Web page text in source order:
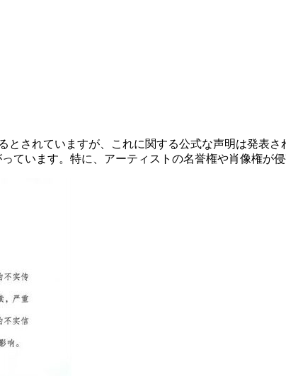
とされていますが、これに関する公式な声明は発表
ています。特に、アーティストの名誉権や肖像権が